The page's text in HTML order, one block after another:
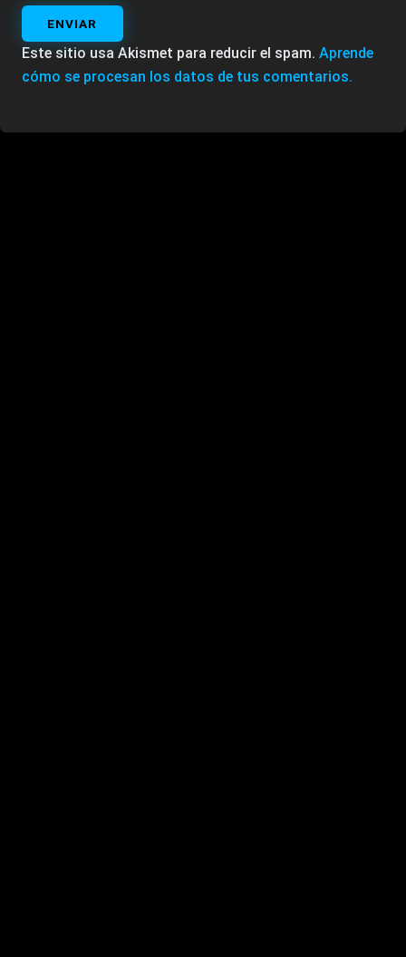
ENVIAR
Este sitio usa Akismet para reducir el spam. Aprende
cómo se procesan los datos de tus comentarios.